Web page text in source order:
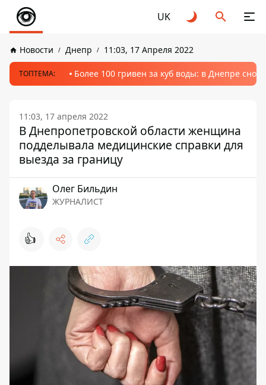
UK
Новости Днепр 11:03, 17 Апреля 2022
ТОПТЕМА: Более 100 гривен за куб воды: в Днепре
11:03, 17 апреля 2022
В Днепропетровской области женщина
подделывала медицинские справки для
выезда за границу
Олег Бильдин
ЖУРНАЛИСТ
👍